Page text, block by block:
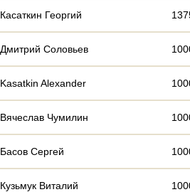
Касаткин Георгий
Дмитрий Соловьев
Kasatkin Alexander
Вячеслав Чумилин
Басов Сергей
Кузьмук Виталий